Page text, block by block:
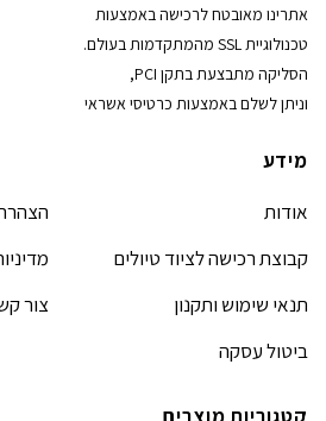
אתרינו מאובטח לרכישה באמצעות
טכנולוגיית SSL מהמתקדמות בעולם.
הסליקה מתבצעת בתקן PCI,
וניתן לשלם באמצעות כרטיסי אשראי
מידע
אודות
קבוצת רכישה לציוד טיולים
תנאי שימוש ותקנון
ביטול עסקה
צור
קטגוריות מוצרים